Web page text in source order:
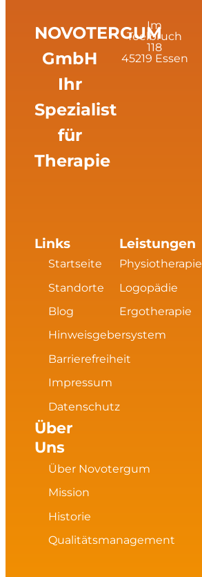
NOVOTERGUM
GmbH
Ihr
Spezialist
für
Therapie
Im
Teelbruch
118
45219 Essen
Links
Startseite
Standorte
Blog
Hinweisgebersystem
Barrierefreiheit
Impressum
Datenschutz
Über
Uns
Über Novotergum
Mission
Historie
Qualitätsmanagement
Leistungen
Physiotherapie
Logopädie
Ergotherapie